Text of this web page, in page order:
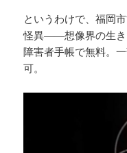
というわけで、福岡
怪異――想像界の生き
障害者手帳で無料。
可。